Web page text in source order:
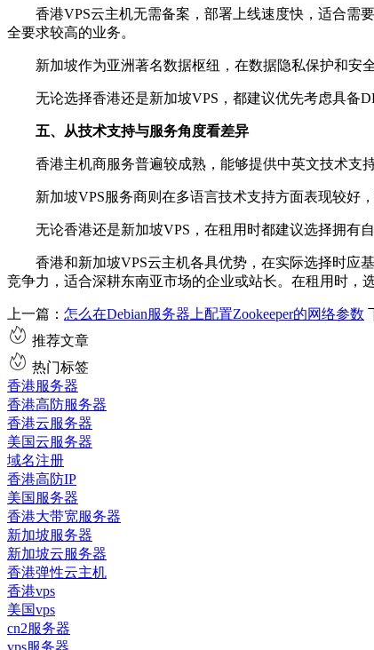
香港VPS云主机无需备案，部署上线速度快，适合需要
全要求较高的业务。
新加坡作为亚洲著名数据枢纽，在数据隐私保护和安全
无论选择香港还是新加坡VPS，都建议优先考虑具备
五、从技术支持与服务角度看差异
香港主机商服务普遍较成熟，能够提供中英文技术支持
新加坡VPS服务商则在多语言技术支持方面表现较好，
无论香港还是新加坡VPS，在租用时都建议选择拥有自
香港和新加坡VPS云主机各具优势，在实际选择时应基
竞争力，适合深耕东南亚市场的企业或站长。在租用时，
上一篇： 怎么在Debian服务器上配置Zookeeper的网络参数
推荐文章
热门标签
香港服务器
香港高防服务器
香港云服务器
美国云服务器
域名注册
香港高防IP
美国服务器
香港大带宽服务器
新加坡服务器
新加坡云服务器
香港弹性云主机
香港vps
美国vps
cn2服务器
vps服务器